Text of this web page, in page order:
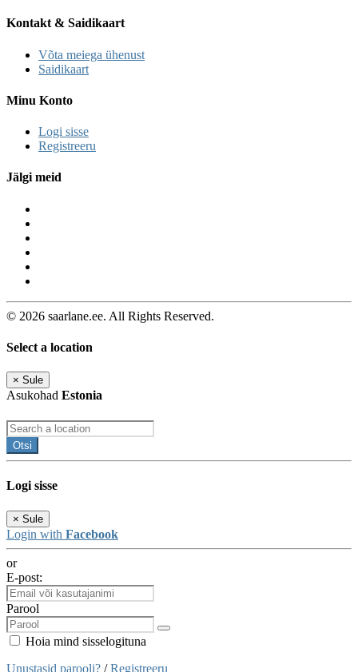
Kontakt & Saidikaart
Võta meiega ühenust
Saidikaart
Minu Konto
Logi sisse
Registreeru
Jälgi meid
© 2026 saarlane.ee. All Rights Reserved.
Select a location
× Sule
Asukohad Estonia
Otsi
Logi sisse
× Sule
Login with Facebook
or
E-post:
Parool
Hoia mind sisselogituna
Unustasid parooli? /Registreeru